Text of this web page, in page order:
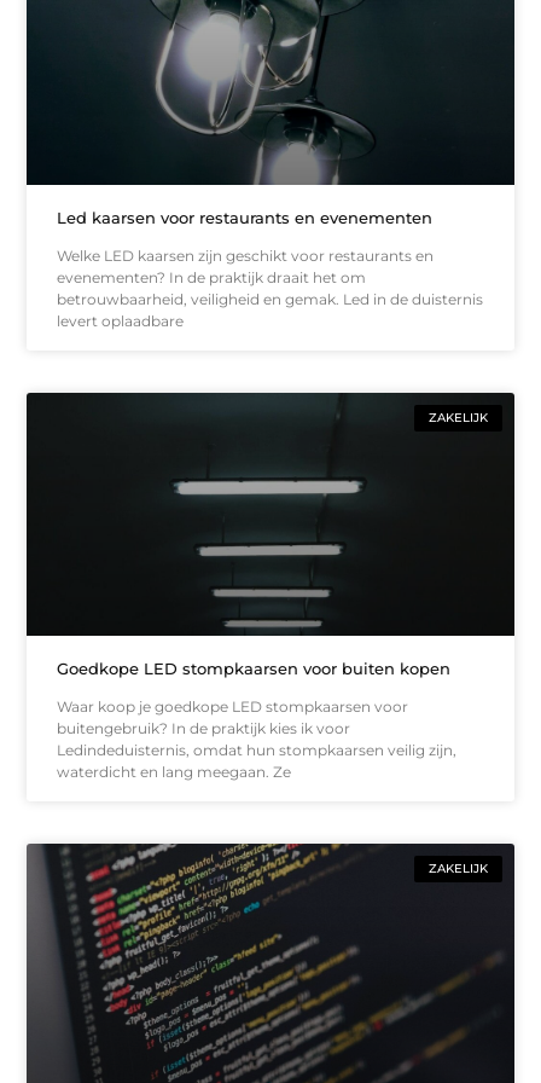
Led kaarsen voor restaurants en evenementen
Welke LED kaarsen zijn geschikt voor restaurants en
evenementen? In de praktijk draait het om
betrouwbaarheid, veiligheid en gemak. Led in de duisternis
levert oplaadbare
ZAKELIJK
Goedkope LED stompkaarsen voor buiten kopen
Waar koop je goedkope LED stompkaarsen voor
buitengebruik? In de praktijk kies ik voor
Ledindeduisternis, omdat hun stompkaarsen veilig zijn,
waterdicht en lang meegaan. Ze
ZAKELIJK